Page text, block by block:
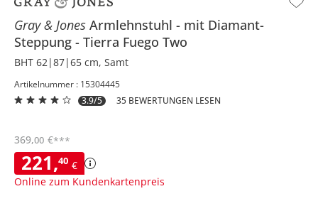
Gray & Jones Armlehnstuhl
mit Diamant-
Steppung
Tierra Fuego Two
BHT 62|87|65 cm, Samt
Artikelnummer : 15304445
3.9/5
35 BEWERTUNGEN LESEN
221,40 €
Online zum Kundenkartenpreis
369,00 €***